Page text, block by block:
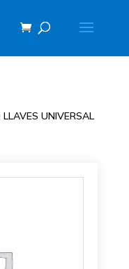
UNIVERSAL